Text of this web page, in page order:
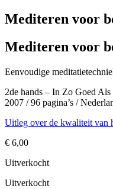
Mediteren voor
Mediteren voor
Eenvoudige
2de hands – In Zo Goed
2007 / 96 pagina’s /
Uitleg over de kwaliteit van
€ 6,00
Uitverkocht
Uitverkocht